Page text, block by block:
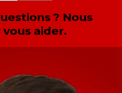
? Nous
aider.